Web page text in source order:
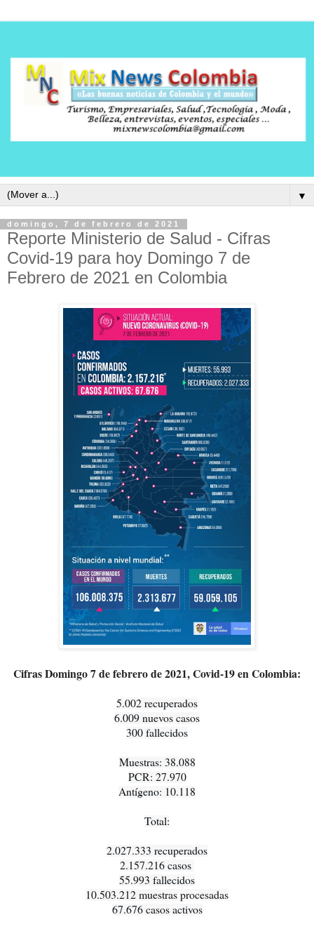
▼
domingo, 7 de febrero de 2021
Reporte Ministerio de Salud - Cifras
Covid-19 para hoy Domingo 7 de
Febrero de 2021 en Colombia
Cifras Domingo 7 de febrero de 2021, Covid-19 en Colombia:
5.002 recuperados
6.009 nuevos casos
300 fallecidos
Muestras: 38.088
PCR: 27.970
Antígeno: 10.118
Total:
2.027.333 recuperados
2.157.216 casos
55.993 fallecidos
10.503.212 muestras procesadas
67.676 casos activos